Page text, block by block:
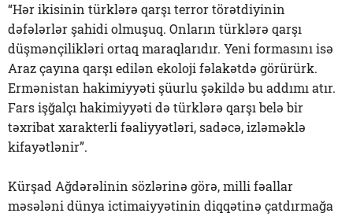
“Hər ikisinin türklərə qarşı terror törətdiyinin
dəfələrlər şahidi olmuşuq. Onların türklərə qarşı
düşmənçilikləri ortaq maraqlarıdır. Yeni formasını isə
Araz çayına qarşı edilən ekoloji fəlakətdə görürürk.
Ermənistan hakimiyyəti şüurlu şəkildə bu addımı atır.
Fars işğalçı hakimiyyəti də türklərə qarşı belə bir
təxribat xarakterli fəaliyyətləri, sadəcə, izləməklə
kifayətlənir”.
Kürşad Ağdərəlinin sözlərinə görə, milli fəallar
məsələni dünya ictimaiyyətinin diqqətinə çatdırmağa